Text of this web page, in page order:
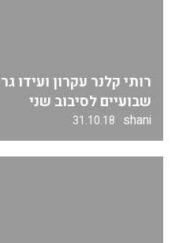
רותי קלנר עקרון ועידו
שבועיים לסיבוב שני
shani
31.10.18